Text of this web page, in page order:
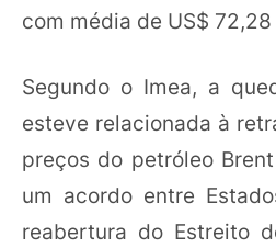
com média de US$
Segundo o Imea, a
esteve relacionada à
preços do petróleo
um acordo entre
reabertura do Estreito